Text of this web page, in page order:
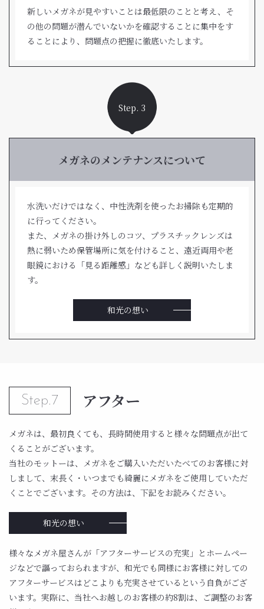
新しいメガネが見やすいことは最低限のことと考え、そ
の他の問題が潜んでいないかを確認することに集中をす
ることにより、問題点の把握に徹底いたします。
Step. 3
メガネのメンテナンスについて
水洗いだけではなく、中性洗剤を使ったお掃除も定期的
に行ってください。
また、メガネの掛け外しのコツ、プラスチックレンズは
熱に弱いため保管場所に気を付けること、遠近両用や老
眼鏡における「見る距離感」なども詳しく説明いたしま
す。
和光の想い
Step.7 アフター
メガネは、最初良くても、長時間使用すると様々な問題点が出て
くることがございます。
当社のモットーは、メガネをご購入いただいたべてのお客様に対
しまして、末長く・いつまでも綺麗にメガネをご使用していただ
くことでございます。その方法は、下記をお読みください。
和光の想い
様々なメガネ屋さんが「アフターサービスの充実」とホームペー
ジなどで謳っておられますが、和光でも同様にお客様に対しての
アフターサービスはどこよりも充実させているという自負がござ
います。実際に、当社へお越しのお客様の約8割は、ご調整のお客